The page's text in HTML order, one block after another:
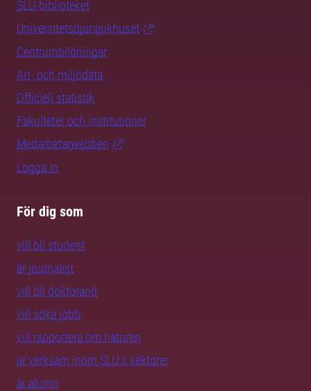
SLU-biblioteket
Universitetsdjursjukhuset
Centrumbildningar
Art- och miljödata
Officiell statistik
Fakulteter och institutioner
Medarbetarwebben
Logga in
För dig som
vill bli student
är journalist
vill bli doktorand
vill söka jobb
vill rapportera om naturen
är verksam inom SLU:s sektorer
är alumn